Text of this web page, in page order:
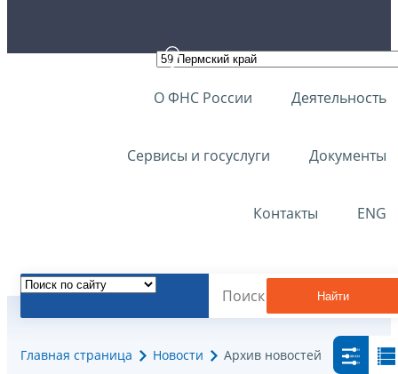
О ФНС России Деятельность
Сервисы и госуслуги Документы
Контакты ENG
Найти
Главная страница Новости Архив новостей